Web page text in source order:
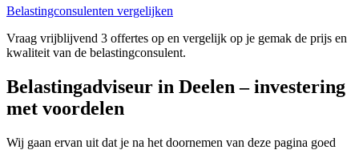
Belastingconsulenten vergelijken
Vraag vrijblijvend 3 offertes op en vergelijk op je gemak de prijs en
kwaliteit van de belastingconsulent.
Belastingadviseur in Deelen – investering
met voordelen
Wij gaan ervan uit dat je na het doornemen van deze pagina goed